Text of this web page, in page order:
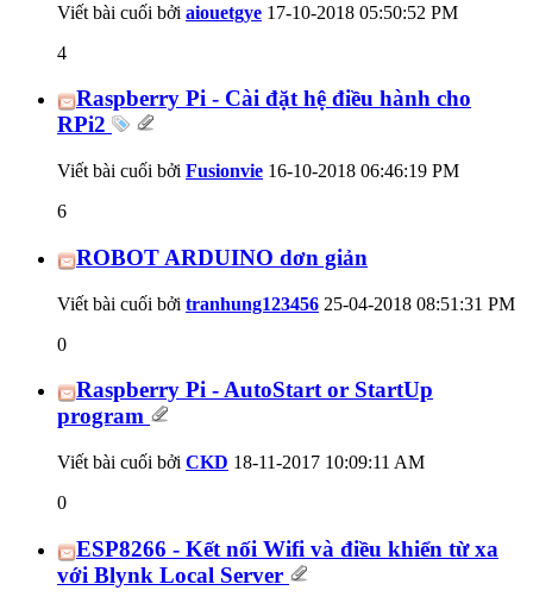
Viết bài cuối bởi aiouetgye 17-10-2018 05:50:52 PM
4
Raspberry Pi - Cài đặt hệ điều hành cho
RPi2
Viết bài cuối bởi Fusionvie 16-10-2018 06:46:19 PM
6
ROBOT ARDUINO dơn giản
Viết bài cuối bởi tranhung123456 25-04-2018 08:51:31 PM
0
Raspberry Pi - AutoStart or StartUp
program
Viết bài cuối bởi CKD 18-11-2017 10:09:11 AM
0
ESP8266 - Kết nối Wifi và điều khiển từ xa
với Blynk Local Server